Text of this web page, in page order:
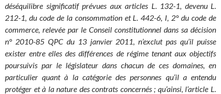
déséquilibre significatif prévues aux articles L. 132-1, devenu L.
212-1, du code de la consommation et L. 442-6, I, 2° du code de
commerce, relevée par le Conseil constitutionnel dans sa décision
n° 2010-85 QPC du 13 janvier 2011, n’exclut pas qu’il puisse
exister entre elles des différences de régime tenant aux objectifs
poursuivis par le législateur dans chacun de ces domaines, en
particulier quant à la catégorie des personnes qu’il a entendu
protéger et à la nature des contrats concernés ; qu’ainsi, l’article L.